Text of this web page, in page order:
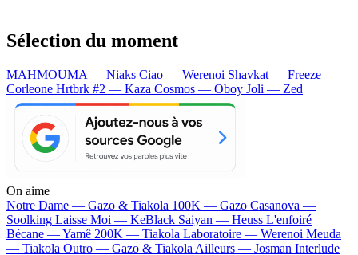
Sélection du moment
MAHMOUMA — Niaks Ciao — Werenoi Shavkat — Freeze
Corleone Hrtbrk #2 — Kaza Cosmos — Oboy Joli — Zed
On aime
Notre Dame — Gazo & Tiakola 100K — Gazo Casanova —
Soolking Laisse Moi — KeBlack Saiyan — Heuss L'enfoiré
Bécane —Yamê 200K — Tiakola Laboratoire — Werenoi Meuda
— Tiakola Outro — Gazo & Tiakola Ailleurs — Josman Interlude